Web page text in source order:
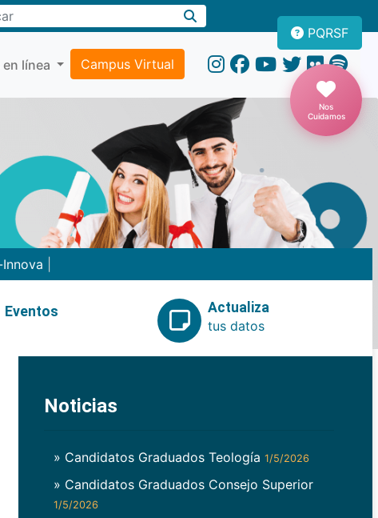
línea Campus Virtual
PQRSF
Nos
Cuidamos
Eventos
Actualiza
tus datos
Noticias
» Candidatos Graduados Teología 1/5/2026
» Candidatos Graduados Consejo Superior
1/5/2026